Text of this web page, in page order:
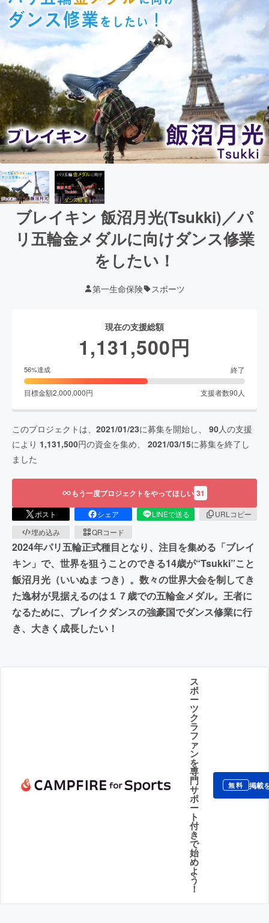
ブレイキン 飯沼月光(Tsukki)／パ
リ五輪金メダルに向けダンス修業
をしたい！
第一生命保険 スポーツ
現在の支援総額
1,131,500円
56%達成 終了
目標金額2,000,000円 支援者数90 人
このプロジェクトは、 2021/01/23に募集を開始し、 90人の支援
により 1,131,500円の資金を集め、 2021/03/15に募集を終了し
ました
もう一度プロジェクトをやってほしい 31
ポスト シェア LINEで送る
URLコピー
埋め込み
QRコード
2024年パリ五輪正式種目となり、注目を集める「ブレイ
キン」で、世界を狙うことのできる14歳が“Tsukki”こと
飯沼月光（いいぬま つき）。数々の世界大会を制してき
た逸材が見据えるのは１７歳での五輪金メダル。王者に
なるために、ブレイクダンスの強豪国でダンス修業に行
き、大きく成長したい！
ス
ポ
ー
ツ
ク
ラ
フ
ァ
ン
を
専
門
サ
ポ
ー
ト
付
き
で
始
め
よ
う
！
無料 掲載